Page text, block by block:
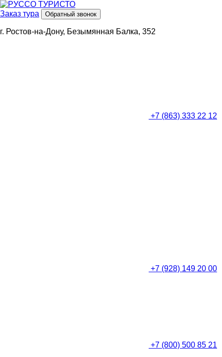
Заказ тура Обратный звонок
г. Ростов-на-Дону, Безымянная Балка, 352
+7 (863) 333 22 12
+7 (928) 149 20 00
+7 (800) 500 85 21